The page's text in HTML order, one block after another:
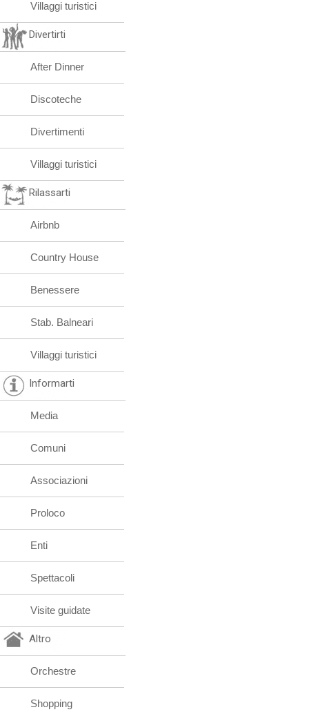
Villaggi turistici
Divertirti
After Dinner
Discoteche
Divertimenti
Villaggi turistici
Rilassarti
Airbnb
Country House
Benessere
Stab. Balneari
Villaggi turistici
Informarti
Media
Comuni
Associazioni
Proloco
Enti
Spettacoli
Visite guidate
Altro
Orchestre
Shopping